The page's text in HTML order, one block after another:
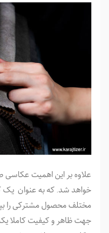
علاوه بر این اهمیت
خواهد شد. که به عنوان یک
مختلف محصول مشترکی را
جهت ظاهر و کیفیت کاملا